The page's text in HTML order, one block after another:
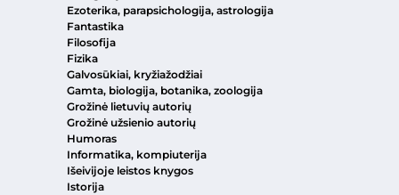
Ezoterika, parapsichologija, astrologija
Fantastika
Filosofija
Fizika
Galvosūkiai, kryžiažodžiai
Gamta, biologija, botanika, zoologija
Grožinė lietuvių autorių
Grožinė užsienio autorių
Humoras
Informatika, kompiuterija
Išeivijoje leistos knygos
Istorija